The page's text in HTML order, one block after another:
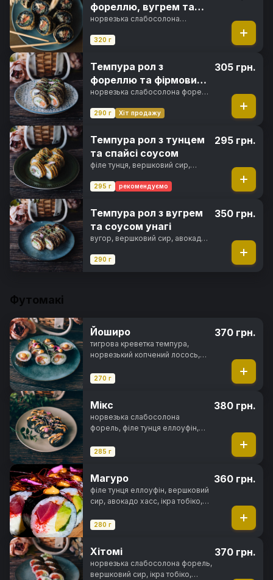
фореллю, вугрем та
тунцем
норвезька слабосолона
вершковий сир, свіжий огірок,
фірмовий соус, чорнила
каракатиці, норі, рис
320 г
Темпура рол з
фореллю та фірмовим
соусом
норвезька слабосолона форель,
темпура кляр, сухарі панко,
290 г Хіт продажу
305 грн.
Темпура рол з тунцем
та спайсі соусом
філе тунця, вершковий сир,
темпура кляр, сухарі панко,
295 г рекомендуємо
295 грн.
Темпура рол з вугрем
та соусом унагі
вугор, вершковий сир, авокадо
панко, унагі соус, норі, рис
290 г
350 грн.
Футомакі
Йоширо
тигрова креветка темпура,
норвезький копчений лосось,
салат айсберг, спайсі соус, норі,
270 г
370 грн.
Мікс
норвезька слабосолона
форель, філе тунця еллоуфін,
огірок, чорнила каракатиці,
285 г
380 грн.
Магуро
філе тунця еллоуфін, вершковий
сир, авокадо хасс, ікра тобіко,
соус, норі, рис
280 г
360 грн.
Хітомі
норвезька слабосолона форель,
вершковий сир, ікра тобіко,
370 грн.